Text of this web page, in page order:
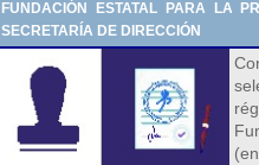
FUNDACIÓN ESTATAL PARA LA
SECRETARÍA DE DIRECCIÓN